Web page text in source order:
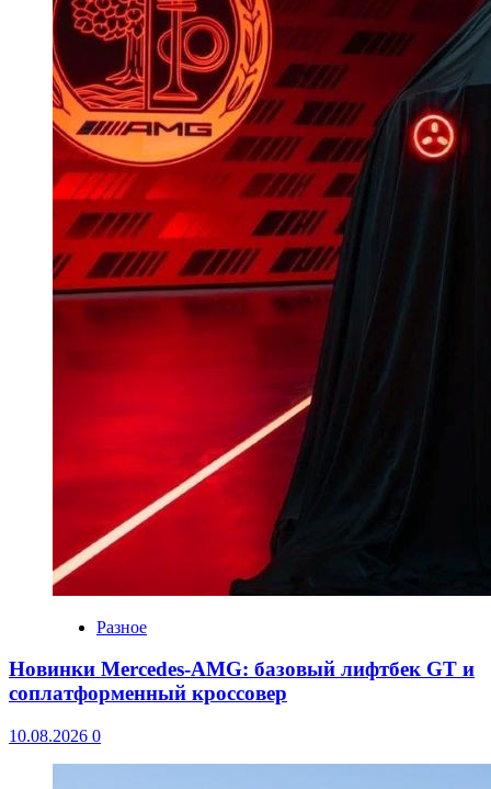
Разное
Новинки Mercedes-AMG: базовый лифтбек GT и
соплатформенный кроссовер
10.08.2026 0